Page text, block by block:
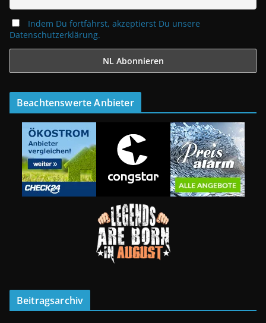
Indem Du fortfährst, akzeptierst Du unsere
Datenschutzerklärung.
Beachtenswerte Anbieter
Beitragsarchiv